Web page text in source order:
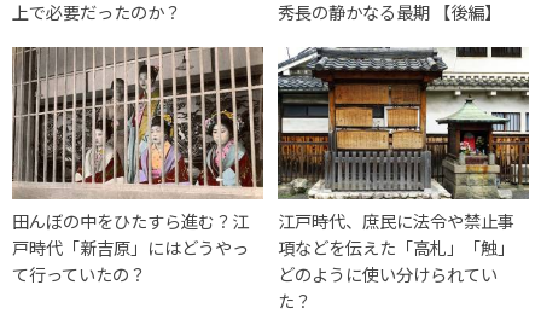
上で必要だったのか？
秀長の静かなる最期 【後編】
田んぼの中をひたすら進む？江
戸時代「新吉原」にはどうやっ
て行っていたの？
江戸時代、庶民に法令や禁止事
項などを伝えた「高札」「触」
どのように使い分けられてい
た？